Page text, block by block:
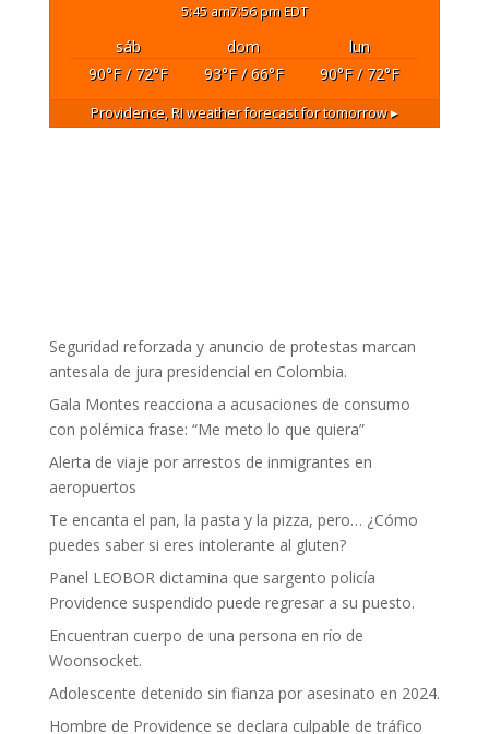
5:45 am7:56 pm EDT
sáb dom
lun
90°F/ 72°F 93°F/ 66°F 90°F/ 72°F
Providence, RIweather forecast for tomorrow ▸
Seguridad reforzada y anuncio de protestas marcan
antesala de jura presidencial en Colombia.
Gala Montes reacciona a acusaciones de consumo
con polémica frase: “Me meto lo que quiera”
Alerta de viaje por arrestos de inmigrantes en
aeropuertos
Te encanta el pan, la pasta y la pizza, pero… ¿Cómo
puedes saber si eres intolerante al gluten?
Panel LEOBOR dictamina que sargento policía
Providence suspendido puede regresar a su puesto.
Encuentran cuerpo de una persona en río de
Woonsocket.
Adolescente detenido sin fianza por asesinato en 2024.
Hombre de Providence se declara culpable de tráfico